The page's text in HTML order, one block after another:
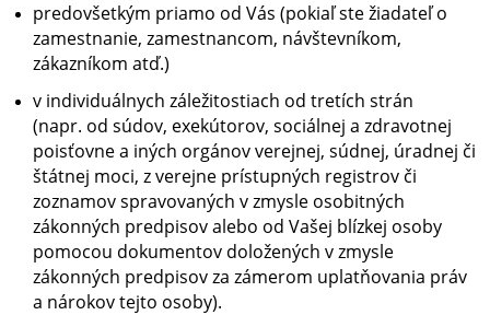
predovšetkým priamo od Vás (pokiaľ ste žiadateľ o
zamestnanie, zamestnancom, návštevníkom,
zákazníkom atď.)
v individuálnych záležitostiach od tretích strán
(napr. od súdov, exekútorov, sociálnej a zdravotnej
poisťovne a iných orgánov verejnej, súdnej, úradnej či
štátnej moci, z verejne prístupných registrov či
zoznamov spravovaných v zmysle osobitných
zákonných predpisov alebo od Vašej blízkej osoby
pomocou dokumentov doložených v zmysle
zákonných predpisov za zámerom uplatňovania práv
a nárokov tejto osoby).